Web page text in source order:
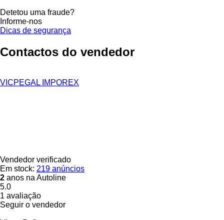
Detetou uma fraude?
Informe-nos
Dicas de segurança
Contactos do vendedor
VICPEGAL IMPOREX
Vendedor verificado
Em stock: 219 anúncios
2 anos na Autoline
5.0
1 avaliação
Seguir o vendedor